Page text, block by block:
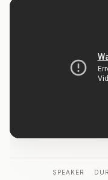
SPEAKER